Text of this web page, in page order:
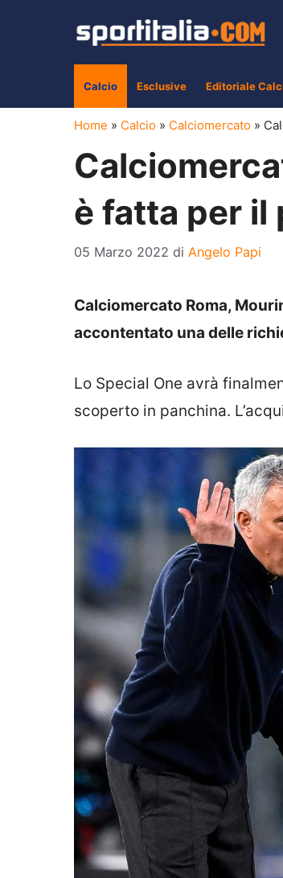
Calcio Esclusive Editoriale
Home » Calcio » Calciomercato »
è fatta per il
05 Marzo 2022 di Angelo Papi
Calciomercato Roma,
accontentato una delle
Lo Special One avrà
scoperto in panchina.